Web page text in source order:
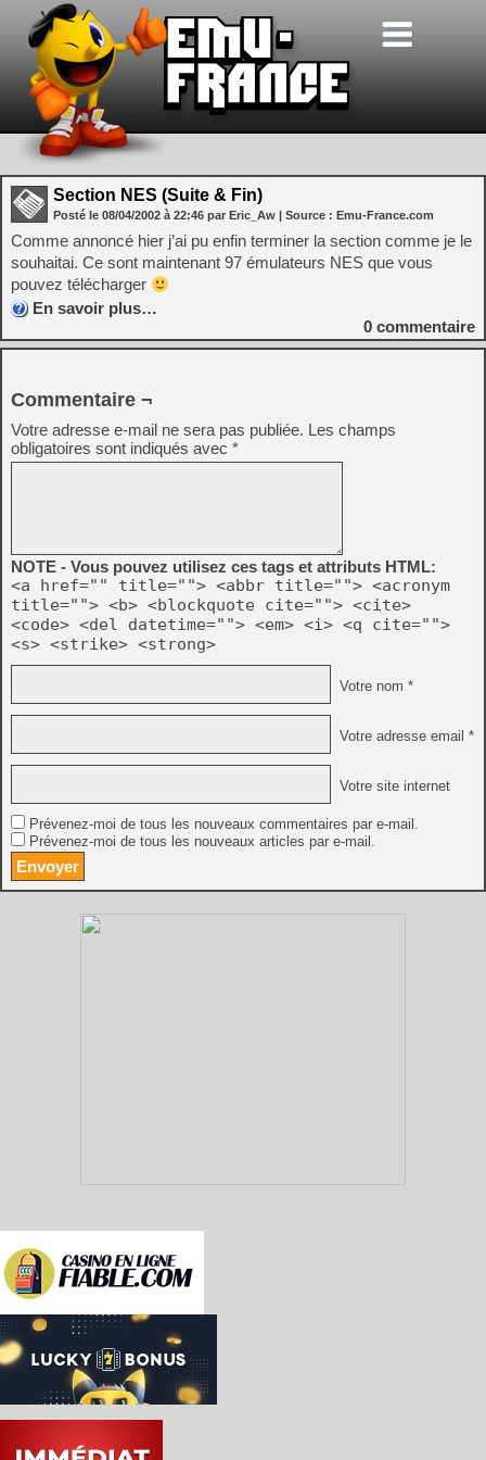
Section NES (Suite & Fin)
Posté le 08/04/2002 à 22:46 par Eric_Aw | Source : Emu-France.com
Comme annoncé hier j’ai pu enfin terminer la section comme je le
souhaitai. Ce sont maintenant 97 émulateurs NES que vous
pouvez télécharger
En savoir plus…
0 commentaire
Commentaire ¬
Votre adresse e-mail ne sera pas publiée. Les champs
obligatoires sont indiqués avec *
NOTE - Vous pouvez utilisez ces tags et attributs HTML:
<a href="" title=""> <abbr title=""> <acronym
title=""> <b> <blockquote cite=""> <cite>
<code> <del datetime=""> <em> <i> <q cite="">
<s> <strike> <strong>
Votre nom *
Votre adresse email *
Votre site internet
Prévenez-moi de tous les nouveaux commentaires par e-mail.
Prévenez-moi de tous les nouveaux articles par e-mail.